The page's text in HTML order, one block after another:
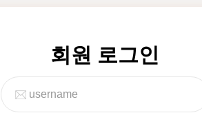
회원 로그인